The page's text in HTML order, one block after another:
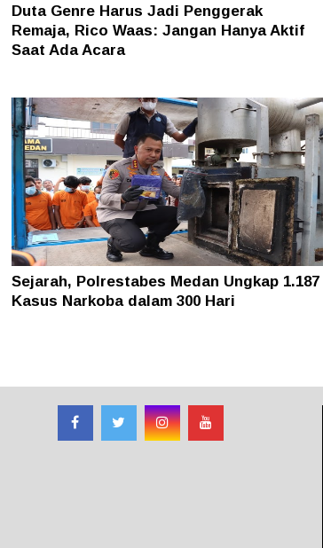
Duta Genre Harus Jadi Penggerak
Remaja, Rico Waas: Jangan Hanya Aktif
Saat Ada Acara
Sejarah, Polrestabes Medan Ungkap 1.187
Kasus Narkoba dalam 300 Hari